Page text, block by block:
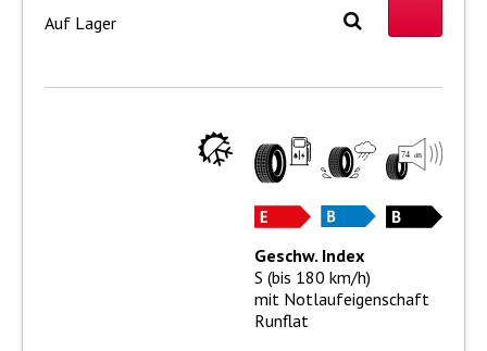
Auf Lager
Geschw. Index
S (bis 180 km/h)
mit Notlaufeigenschaft
Runflat